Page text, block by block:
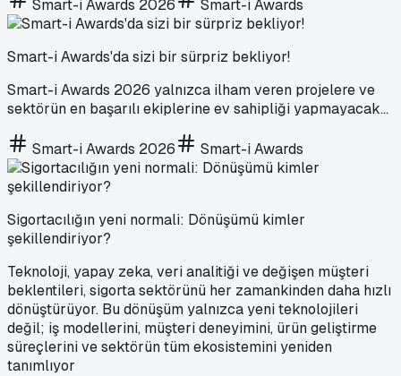
Smart-i Awards 2026 Smart-i Awards
Smart-i Awards'da sizi bir sürpriz bekliyor!
Smart-i Awards 2026 yalnızca ilham veren projelere ve
sektörün en başarılı ekiplerine ev sahipliği yapmayacak…
Smart-i Awards 2026 Smart-i Awards
Sigortacılığın yeni normali: Dönüşümü kimler
şekillendiriyor?
Teknoloji, yapay zeka, veri analitiği ve değişen müşteri
beklentileri, sigorta sektörünü her zamankinden daha hızlı
dönüştürüyor. Bu dönüşüm yalnızca yeni teknolojileri
değil; iş modellerini, müşteri deneyimini, ürün geliştirme
süreçlerini ve sektörün tüm ekosistemini yeniden
tanımlıyor